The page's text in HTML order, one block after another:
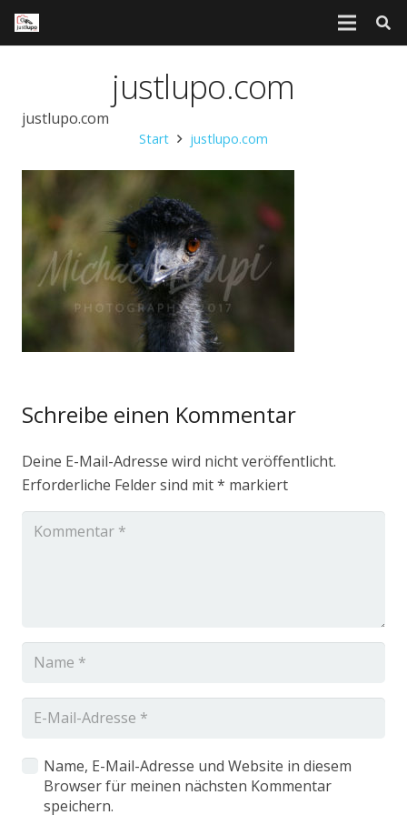
justlupo.com
justlupo.com
Start justlupo.com
Schreibe einen Kommentar
Deine E-Mail-Adresse wird nicht veröffentlicht.
Erforderliche Felder sind mit* markiert
Name, E-Mail-Adresse und Website in diesem
Browser für meinen nächsten Kommentar
speichern.